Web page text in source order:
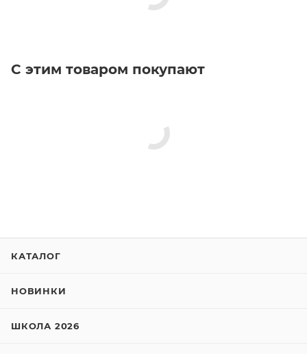
С этим товаром покупают
КАТАЛОГ
НОВИНКИ
ШКОЛА 2026